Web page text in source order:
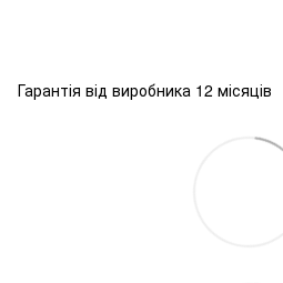
Гарантія від виробника 12 місяців